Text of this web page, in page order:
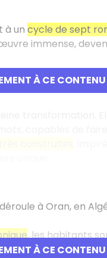
À CE CONTENU
à un cycle de sept
immense,
filles en fleurs,Le
Proustexplore la
À CE CONTENU
déroule à Oran, en
, les habitants
d’autres encore